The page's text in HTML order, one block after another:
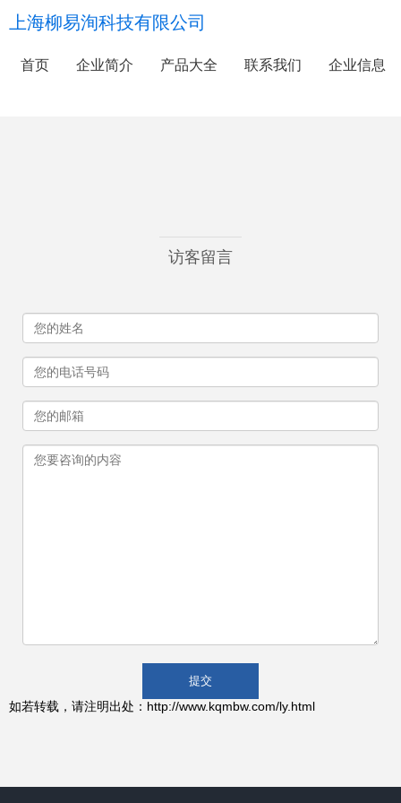
上海柳易洵科技有限公司
首页 企业简介 产品大全 联系我们 企业信息
访客留言
如若转载，请注明出处：http://www.kqmbw.com/ly.html